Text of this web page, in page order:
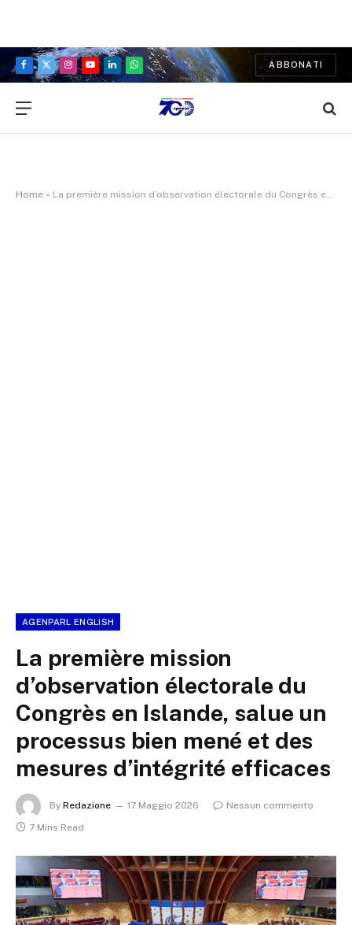
Facebook
X
Instagram
YouTubeLinkedInWhatsApp
ABBONATI
Home » La première mission d’observation électorale du Congrès en Islande, salue un processus bien mené et des mesures d’intégrité efficaces
AGENPARL ENGLISH
La première mission
d’observation électorale du
Congrès en Islande, salue un
processus bien mené et des
mesures d’intégrité efficaces
By Redazione 17 Maggio 2026
Nessun commento
7 Mins Read